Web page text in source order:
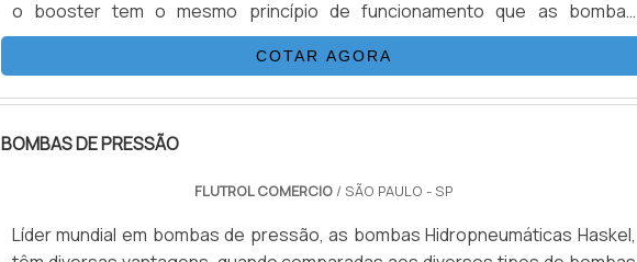
o booster tem o mesmo princípio de funcionamento que as bombas
hidropneumáticas, comparando a relação de área de pistão, multiplicando a
pressão do gás de suprimento.É IMPORTANTE DESTACAR ALGUMAS
INFORMAÇÕES .
COTAR AGORA
BOMBAS DE PRESSÃO
FLUTROL COMERCIO / SÃO PAULO - SP
Líder mundial em bombas de pressão, as bombas Hidropneumáticas Haskel,